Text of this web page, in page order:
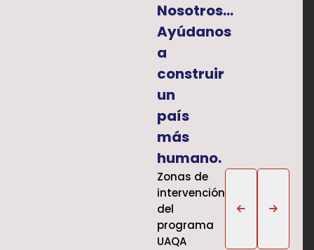
Nosotros...
Ayúdanos
a
construir
un
país
más
humano.
Zonas de
intervención
del
programa
UAQA